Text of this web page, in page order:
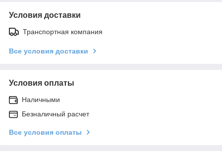
Условия доставки
Транспортная компания
Все условия доставки
Условия оплаты
Наличными
Безналичный расчет
Все условия оплаты